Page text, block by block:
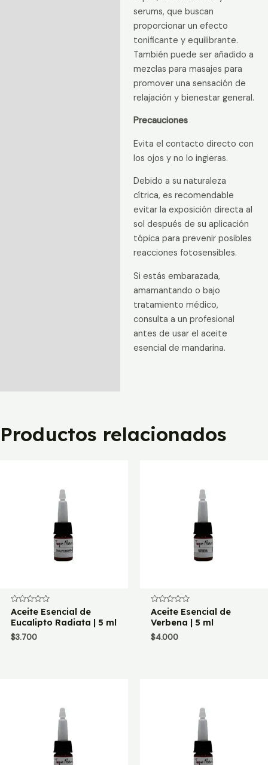
serums, que buscan
proporcionar un efecto
tonificante y equilibrante.
También puede ser añadido a
mezclas para masajes para
promover una sensación de
relajación y bienestar general.
Precauciones
Evita el contacto directo con
los ojos y no lo ingieras.
Debido a su naturaleza
cítrica, es recomendable
evitar la exposición directa al
sol después de su aplicación
tópica para prevenir posibles
reacciones fotosensibles.
Si estás embarazada,
amamantando o bajo
tratamiento médico,
consulta a un profesional
antes de usar el aceite
esencial de mandarina.
Productos relacionados
Valorado
con
0
de
5
Aceite Esencial de
Eucalipto Radiata | 5 ml
$3.700
Valorado
con
0
de
5
Aceite Esencial de
Verbena | 5 ml
$4.000